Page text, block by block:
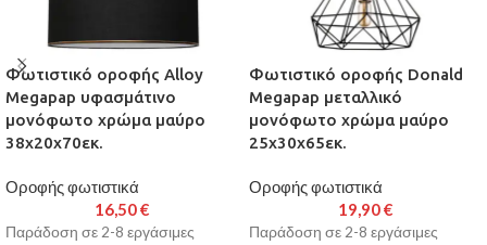
Φωτιστικό οροφής Alloy
Megapap υφασμάτινο
μονόφωτο χρώμα μαύρο
38x20x70εκ.
Οροφής φωτιστικά
16,50€
Παράδοση σε 2-8 εργάσιμες
Φωτιστικό οροφής Donald
Megapap μεταλλικό
μονόφωτο χρώμα μαύρο
25x30x65εκ.
Οροφής φωτιστικά
19,90€
Παράδοση σε 2-8 εργάσιμες